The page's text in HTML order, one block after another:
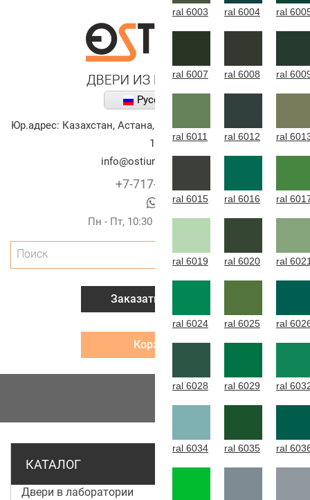
Русский
Юр.адрес: Казахстан, Астана,
улица Алихана Бокейханова,
10
info@ostium-doors.kz
+7-717-269-6131
Пн - Пт, 10:30 - 20:00 (г.Астана)
Поиск
Заказать звонок
Корзина
КАТАЛОГ
Двери в лаборатории
ral 6003 ral 6004 ral
ral 6007 ral 6008 ral
ral 6011 ral 6012 ral
ral 6015 ral 6016 ral
ral 6019 ral 6020 ral
ral 6024 ral 6025 ral
ral 6028 ral 6029 ral
ral 6034 ral 6035 ral